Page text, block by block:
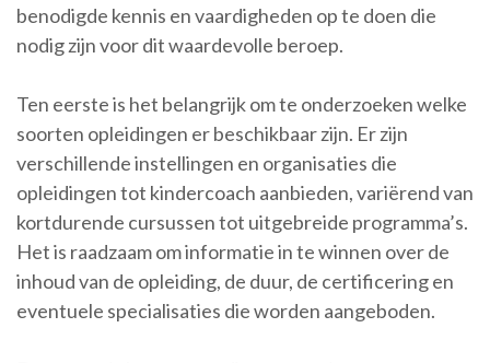
benodigde kennis en vaardigheden op te doen die
nodig zijn voor dit waardevolle beroep.
Ten eerste is het belangrijk om te onderzoeken welke
soorten opleidingen er beschikbaar zijn. Er zijn
verschillende instellingen en organisaties die
opleidingen tot kindercoach aanbieden, variërend van
kortdurende cursussen tot uitgebreide programma’s.
Het is raadzaam om informatie in te winnen over de
inhoud van de opleiding, de duur, de certificering en
eventuele specialisaties die worden aangeboden.